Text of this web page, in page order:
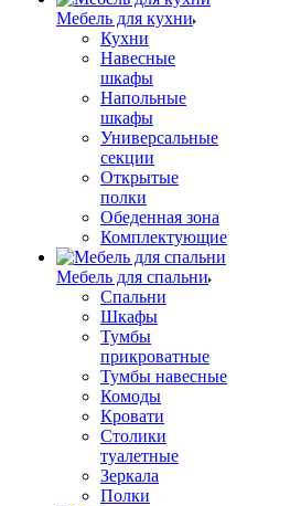
Мебель для кухни
Кухни
Навесные
шкафы
Напольные
шкафы
Универсальные
секции
Открытые
полки
Обеденная зона
Комплектующие
Мебель для спальни
Спальни
Шкафы
Тумбы
прикроватные
Тумбы навесные
Комоды
Кровати
Столики
туалетные
Зеркала
Полки